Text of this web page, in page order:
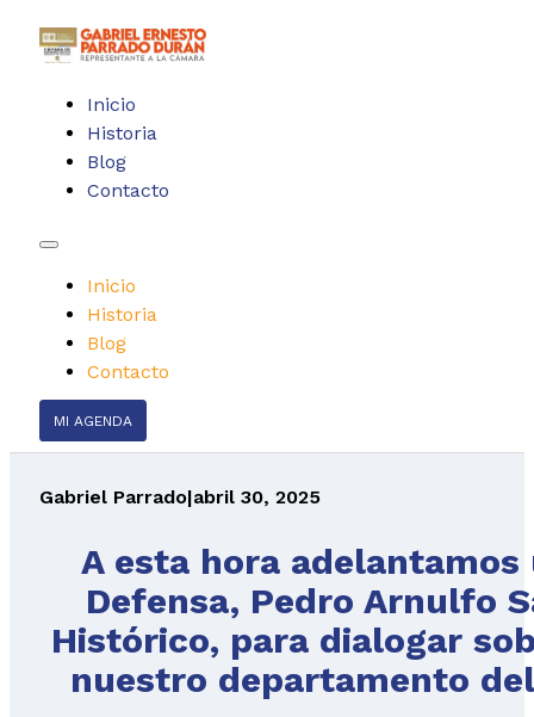
Inicio
Historia
Blog
Contacto
Inicio
Historia
Blog
Contacto
MI AGENDA
Gabriel Parrado|abril 30, 2025
A esta hora
Defensa, Pedro Arnulfo
Histórico, para dialogar
nuestro departamento